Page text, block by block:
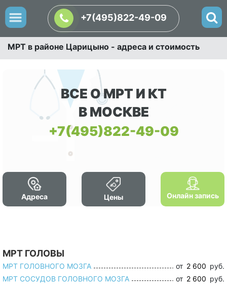
+7(495)822-49-09
МРТ в районе Царицыно - адреса и стоимость
ВСЕ О МРТ И КТ
В МОСКВЕ
+7(495)822-49-09
Адреса Цены Онлайн запись
МРТ ГОЛОВЫ
МРТ ГОЛОВНОГО МОЗГА от 2 600 руб.
МРТ СОСУДОВ ГОЛОВНОГО МОЗГА
от 2 600 руб.